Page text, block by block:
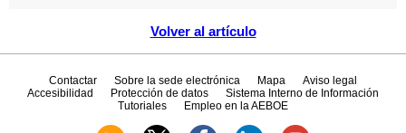
Volver al artículo
Contactar Sobre la sede electrónica Mapa
Aviso legal
Accesibilidad
Protección de datos
Sistema Interno de Información
Tutoriales
Empleo en la AEBOE